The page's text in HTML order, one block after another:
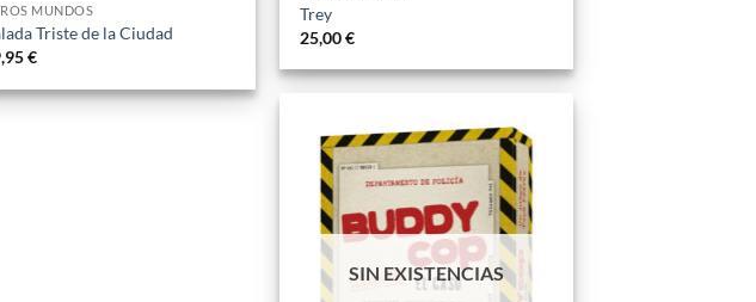
Trey
25,00€
MUNDOS
Triste de la Ciudad
€
Añadir
a la
lista
de
deseos
SIN EXISTENCIAS